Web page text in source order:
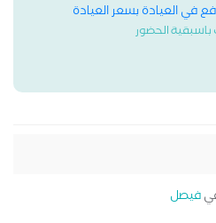
في العيادة بسعر العيادة
الحضور
فيصل